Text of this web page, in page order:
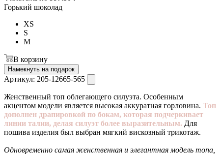
Горький шоколад
XS
S
M
В корзину
Намекнуть на подарок
Артикул: 205-12665-565
Женственный топ облегающего силуэта. Особенным
акцентом модели является высокая аккуратная горловина. Топ
дополнен драпировкой по бокам, которая подчеркивает
линии талии, делая силуэт более выразительным. Для
пошива изделия был выбран мягкий вискозный трикотаж.
Одновременно самая женственная и элегантная модель топа,